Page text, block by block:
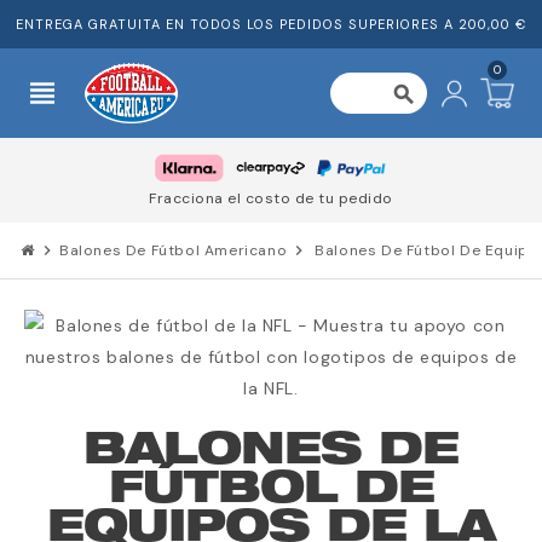
ENTREGA GRATUITA EN TODOS LOS PEDIDOS SUPERIORES A 200,00 €
view_headline search
0
Fracciona el costo de tu pedido
chevron_right Balones De Fútbol Americano chevron_right Balones De Fútbol De
BALONES DE
FÚTBOL DE
EQUIPOS DE LA